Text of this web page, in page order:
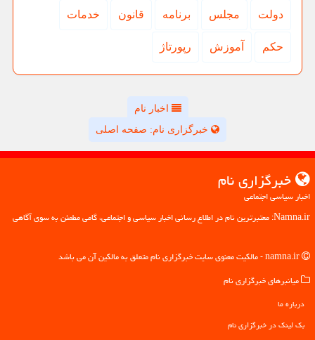
دولت مجلس برنامه قانون خدمات
حكم آموزش رپورتاژ
اخبار نام
خبرگزاری نام: صفحه اصلی
خبرگزاری نام
اخبار سیاسی اجتماعی
Namna.ir: معتبرترین نام در اطلاع رسانی اخبار سیاسی و اجتماعی، گامی مطمئن به سوی آگاهی
میانبرهای خبرگزاری نام
درباره ما
بک لینک در خبرگزاری نام